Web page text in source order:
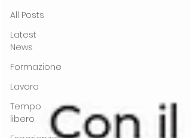
All Posts
Latest
News
Formazione
Lavoro
Tempo
libero